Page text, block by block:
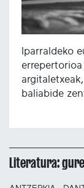
Iparraldeko
baliabide
Literatura: